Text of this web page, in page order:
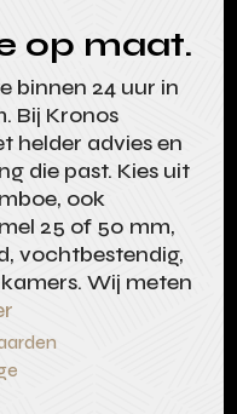
op maat.
binnen 24 uur in
Bij Kronos
helder advies en
die past. Kies uit
ook
25 of 50 mm,
vochtbestendig,
Wij meten